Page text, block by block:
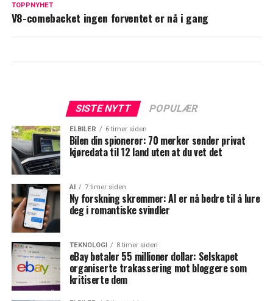
TOPPNYHET
V8-comebacket ingen forventet er nå i gang
SISTE NYTT POPULÆR
ELBILER 6 timer siden
Bilen din spionerer: 70 merker sender privat
kjøredata til 12 land uten at du vet det
AI 7 timer siden
Ny forskning skremmer: AI er nå bedre til å lure
deg i romantiske svindler
TEKNOLOGI 8 timer siden
eBay betaler 55 millioner dollar: Selskapet
organiserte trakassering mot bloggere som
kritiserte dem